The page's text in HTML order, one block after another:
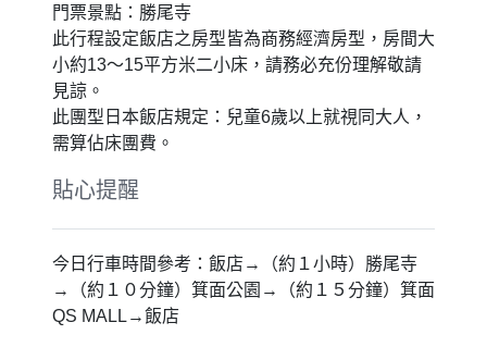
門票景點：勝尾寺
此行程設定飯店之房型皆為商務經濟房型，房間大
小約13～15平方米二小床，請務必充份理解敬請
見諒。
此團型日本飯店規定：兒童6歲以上就視同大人，
需算佔床團費。
貼心提醒
今日行車時間參考：飯店→（約１小時）勝尾寺
→（約１０分鐘）箕面公園→（約１５分鐘）箕面
QS MALL→飯店